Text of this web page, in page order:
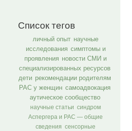
Список тегов
личный опыт научные
исследования симптомы и
проявления новости СМИ и
специализированных ресурсов
дети рекомендации родителям
РАС у женщин самоадвокация
аутическое сообщество
научные статьи синдром
Аспергера и РАС — общие
сведения сенсорные